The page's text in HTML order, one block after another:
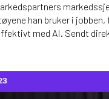
han bruker i jobben,
med AI. Sendt